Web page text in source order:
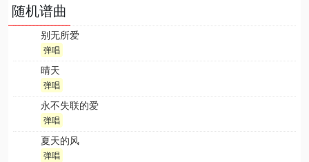
随机谱曲
别无所爱
弹唱
晴天
弹唱
永不失联的爱
弹唱
夏天的风
弹唱